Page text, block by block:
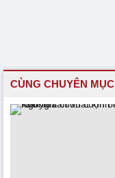
CÙNG CHUYÊN MỤC